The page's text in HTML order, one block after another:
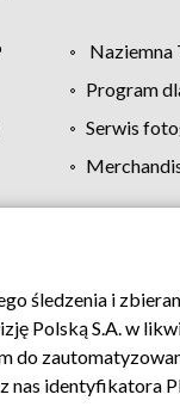
Naziemna
Program
Serwis
Pomoc Biuro
śledzenia i
Polską S.A. w
do
nas identyfikatora